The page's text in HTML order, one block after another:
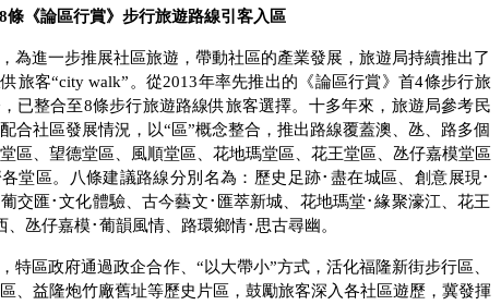
條《論區行賞》步行旅遊路線引客入區
為進一步推展社區旅遊，帶動社區的產業發展，旅遊局持續推出了
旅客“city walk” 。從2013年率先推出的《論區行賞》首4條步行旅
已整合至8條步行旅遊路線供旅客選擇。十多年來，旅遊局參考民
合社區發展情況，以“區”概念整合，推出路線覆蓋澳、氹、路多個
區、望德堂區、風順堂區、花地瑪堂區、花王堂區、氹仔嘉模堂區
堂區。八條建議路線分別名為：歷史足跡･盡在城區、創意展現･
交匯･文化體驗、古今藝文･匯萃新城、花地瑪堂･緣聚濠江、花王
、氹仔嘉模･葡韻風情、路環鄉情･思古尋幽。
特區政府通過政企合作、“以大帶小”方式，活化福隆新街步行區、
、益隆炮竹廠舊址等歷史片區，鼓勵旅客深入各社區遊歷，冀發揮